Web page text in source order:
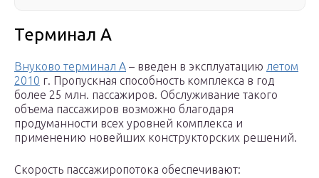
Терминал A
Внуково терминал А – введен в эксплуатацию летом
2010 г. Пропускная способность комплекса в год
более 25 млн. пассажиров. Обслуживание такого
объема пассажиров возможно благодаря
продуманности всех уровней комплекса и
применению новейших конструкторских решений.
Скорость пассажиропотока обеспечивают: